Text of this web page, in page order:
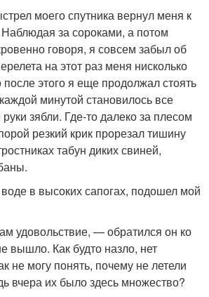
моего спутника вернул меня к
Наблюдая за сороками, а потом
говоря, я совсем забыл об
на этот раз меня нисколько
после этого я еще продолжал стоять
минутой становилось все
зябли. Где-то далеко за плесом
резкий крик прорезал тишину
табун диких свиней,
в высоких сапогах, подошел мой
удовольствие, — обратился он ко
вышло. Как будто назло, нет
не могу понять, почему не летели
вчера их было здесь множество?